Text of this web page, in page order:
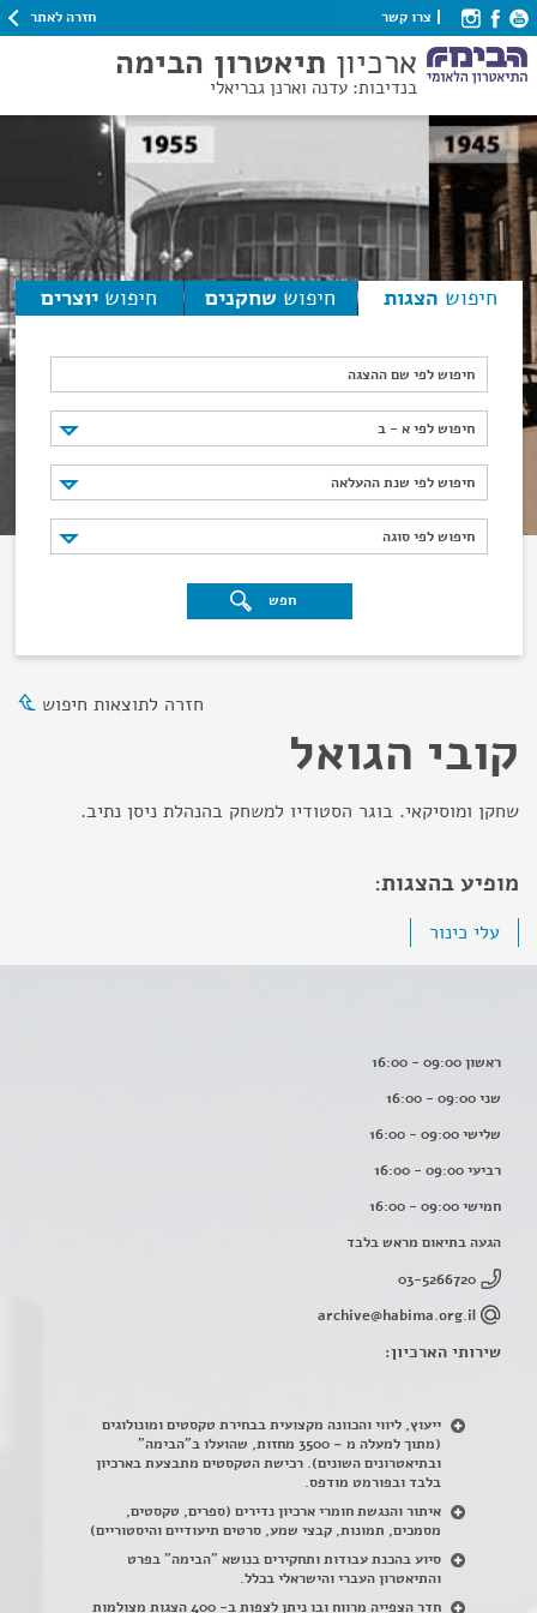
צרו קשר חזרה לאתר
ארכיון תיאטרון הבימה
בנדיבות: עדנה וארנן גבריאלי
חיפוש הצגות חיפוש שחקנים חיפוש יוצרים
חיפוש לפי שם ההצגה
חיפוש לפי א - ב
חיפוש לפי א - ב
חיפוש לפי שנת ההעלאה
חיפוש לפי שנת ההעלאה
חיפוש לפי סוגה
חיפוש לפי סוגה
חפש
חזרה לתוצאות חיפוש
קובי הגואל
שחקן ומוסיקאי. בוגר הסטודיו למשחק בהנהלת ניסן נתיב.
מופיע בהצגות:
עלי כינור
ראשון 09:00 - 16:00
שני 09:00 - 16:00
שלישי 09:00 - 16:00
רביעי 09:00 - 16:00
חמישי 09:00 - 16:00
הגעה בתיאום מראש בלבד
03-5266720
archive@habima.org.il
שירותי הארכיון:
ייעוץ, ליווי והכוונה מקצועית בבחירת טקסטים ומונולוגים
(מתוך למעלה מ – 3500 מחזות, שהועלו ב"הבימה"
ובתיאטרונים השונים). רכישת הטקסטים מתבצעת בארכיון
בלבד ובפורמט מודפס.
איתור והנגשת חומרי ארכיון נדירים (ספרים, טקסטים,
מסמכים, תמונות, קבצי שמע, סרטים תיעודיים והיסטוריים)
סיוע בהכנת עבודות ותחקירים בנושא "הבימה" בפרט
והתיאטרון העברי והישראלי בכלל.
חדר הצפייה מרווח ובו ניתן לצפות ב- 400 הצגות מצולמות